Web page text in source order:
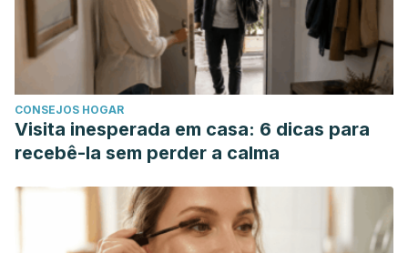
salud humana y consideraciones en la ingesta.
Revista
Chilena de Nutrición. Marzo 2015. 42 (1).
Martínez Ruíz Mª A, Morales Hernández Mª E.
Aproximación al tratamiento del envejecimiento cutáneo.
Ars Pharmaceutica
Nimni, M. E., & Harkness, R. D. (2018). Molecular structure
and functions of collagen. In Collagen: Volume I:
Biochemistry.
https://doi.org/10.1201/9781351070799
Prockop, D. J., & Guzmán, N. a. (1981). El colágeno.
Tiempos Médicos.
CONSEJOS HOGAR
Visita inesperada em casa: 6 dicas para
recebê-la sem perder a calma